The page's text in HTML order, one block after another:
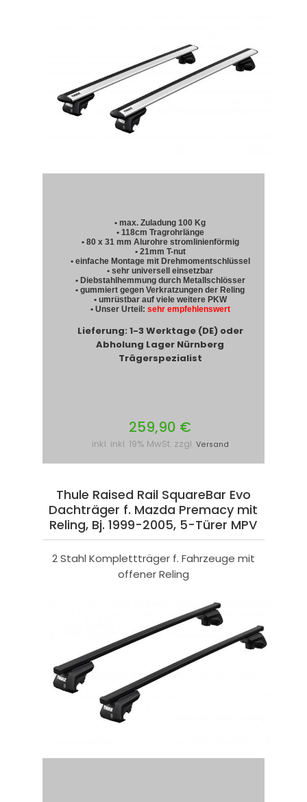
• max. Zuladung 100 Kg
• 118cm Tragrohrlänge
• 80 x 31 mm Alurohre stromlinienförmig
• 21mm T-nut
• einfache Montage mit Drehmomentschlüssel
• sehr universell einsetzbar
• Diebstahlhemmung durch Metallschlösser
• gummiert gegen Verkratzungen der Reling
• umrüstbar auf viele weitere PKW
• Unser Urteil: sehr empfehlenswert
Lieferung: 1-3 Werktage (DE) oder
Abholung Lager Nürnberg
Trägerspezialist
259,90 €
inkl. inkl. 19% MwSt. zzgl. Versand
Thule Raised Rail SquareBar Evo
Dachträger f. Mazda Premacy mit
Reling, Bj. 1999-2005, 5-Türer MPV
2 Stahl Komplettträger f. Fahrzeuge mit
offener Reling